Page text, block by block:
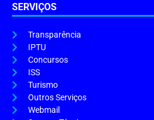
SERVIÇOS
Transparência
IPTU
Concursos
ISS
Turismo
Outros Serviços
Webmail